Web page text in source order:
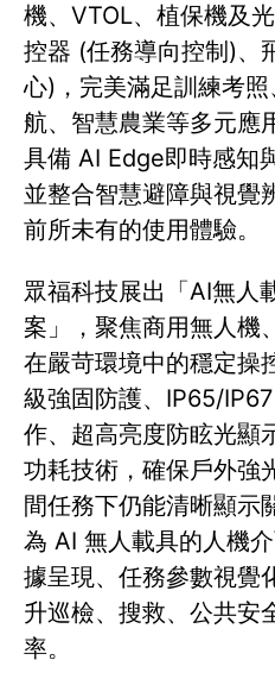
機、VTOL、植保機及
控器 (任務導向控制)、
心)，完美滿足訓練考
航、智慧農業等多元應
具備 AI Edge即時感知
並整合智慧避障與視覺
前所未有的使用體驗。
眾福科技展出「AI無人
案」，聚焦商用無人機
在嚴苛環境中的穩定操
級強固防護、IP65/
作、超高亮度防眩光
功耗技術，確保戶外強
間任務下仍能清晰顯示
為 AI 無人載具的人機
據呈現、任務參數視覺
升巡檢、搜救、公共安
率。